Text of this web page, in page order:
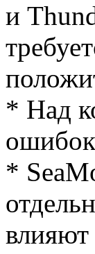
и
* Над
*
влияют